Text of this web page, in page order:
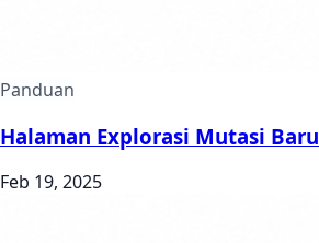
Panduan
Halaman Explorasi Mutasi Baru
Feb 19, 2025